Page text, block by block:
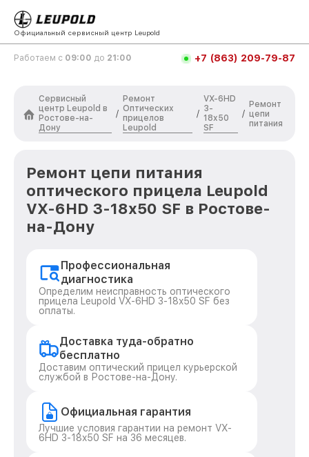
Официальный сервисный центр Leupold
Работаем с 09:00 до 21:00 +7 (863) 209-79-87
Сервисный
центр Leupold в
Ростове-на-
Дону
/
Ремонт
Оптических
прицелов
Leupold
/
VX-6HD
3-
18x50
SF
/
Ремонт
цепи
питания
Ремонт цепи питания
оптического прицела Leupold
VX-6HD 3-18x50 SF в Ростове-
на-Дону
Профессиональная
диагностика
Определим неисправность оптического
прицела Leupold VX-6HD 3-18x50 SF без
оплаты.
Доставка туда-обратно
бесплатно
Доставим оптический прицел курьерской
службой в Ростове-на-Дону.
Официальная гарантия
Лучшие условия гарантии на ремонт VX-
6HD 3-18x50 SF на 36 месяцев.